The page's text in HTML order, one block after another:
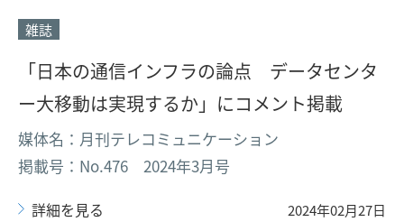
雑誌
「日本の通信インフラの論点 データセンタ
ー大移動は実現するか」にコメント掲載
媒体名：月刊テレコミュニケーション
掲載号：No.476 2024年3月号
詳細を見る 2024年02月27日